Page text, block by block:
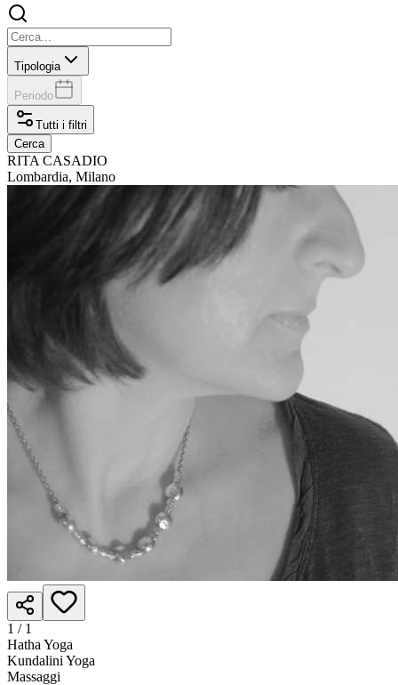
Tipologia
Periodo
Tutti i filtri
Cerca
RITA CASADIO
Lombardia, Milano
1 / 1
Hatha Yoga
Kundalini Yoga
Massaggi